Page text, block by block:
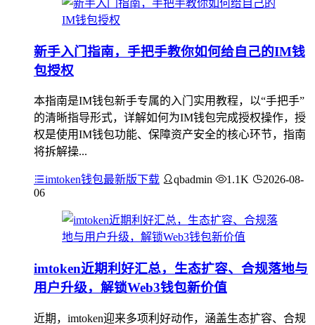
新手入门指南，手把手教你如何给自己的IM钱
包授权
本指南是IM钱包新手专属的入门实用教程，以“手把手”
的清晰指导形式，详解如何为IM钱包完成授权操作，授
权是使用IM钱包功能、保障资产安全的核心环节，指南
将拆解操...
imtoken钱包最新版下载 qbadmin 1.1K
2026-08-
06
imtoken近期利好汇总，生态扩容、合规落地与
用户升级，解锁Web3钱包新价值
近期，imtoken迎来多项利好动作，涵盖生态扩容、合规